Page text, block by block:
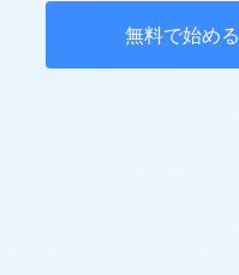
無料で始める